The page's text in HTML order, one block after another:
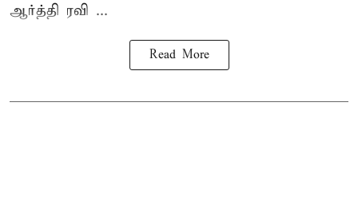
ஆர்த்தி ரவி ...
Read More